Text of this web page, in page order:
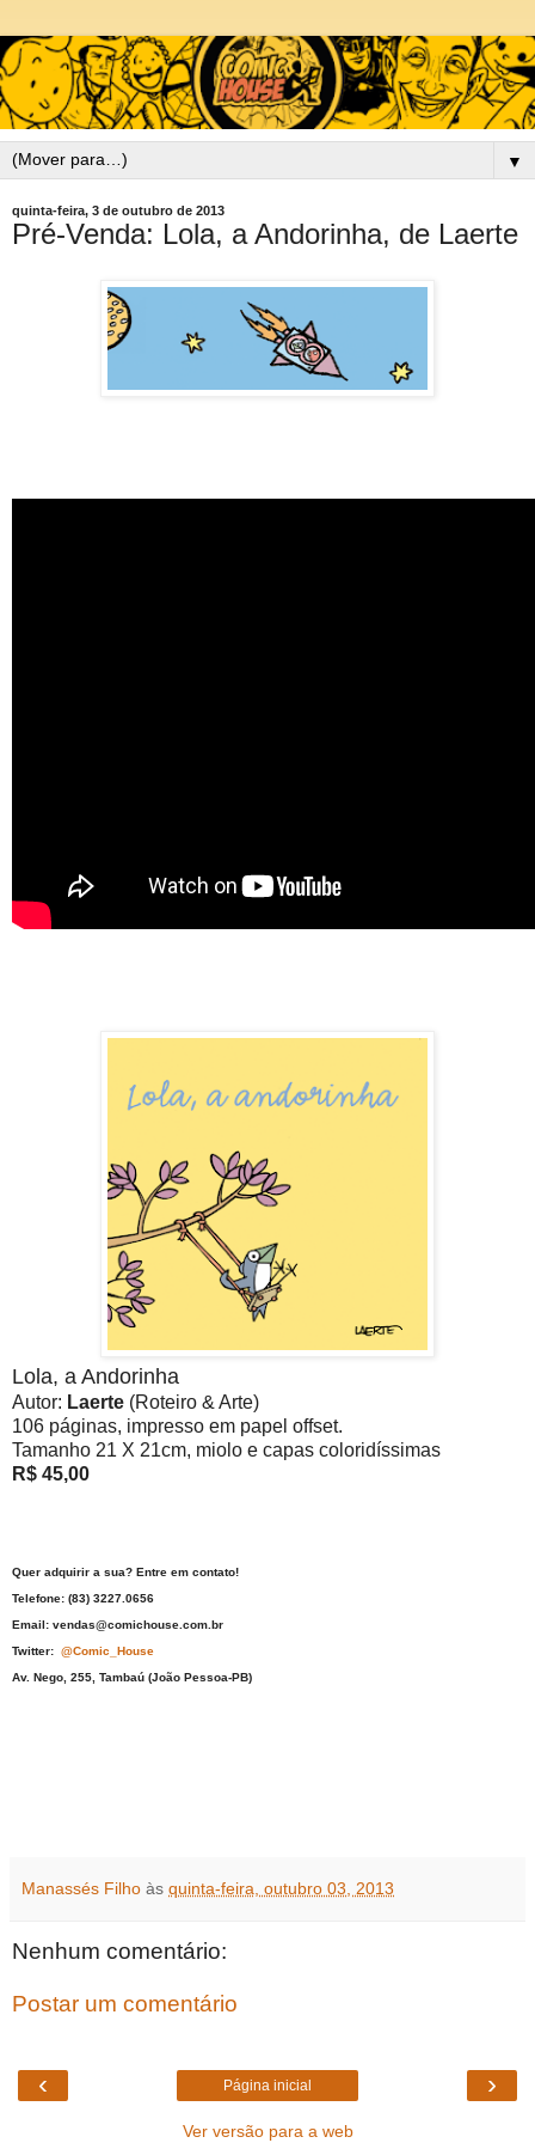
▼
quinta-feira, 3 de outubro de 2013
Pré-Venda: Lola, a Andorinha, de Laerte
Lola, a Andorinha
Autor: Laerte (Roteiro & Arte)
106 páginas, impresso em papel offset.
Tamanho 21 X 21cm, miolo e capas coloridíssimas
R$ 45,00
Quer adquirir a sua? Entre em contato!
Telefone: (83) 3227.0656
Email: vendas@comichouse.com.br
Twitter: @Comic_House
Av. Nego, 255, Tambaú (João Pessoa-PB)
Manassés Filho às quinta-feira, outubro 03, 2013
Nenhum comentário:
Postar um comentário
‹ ›
Página inicial
Ver versão para a web